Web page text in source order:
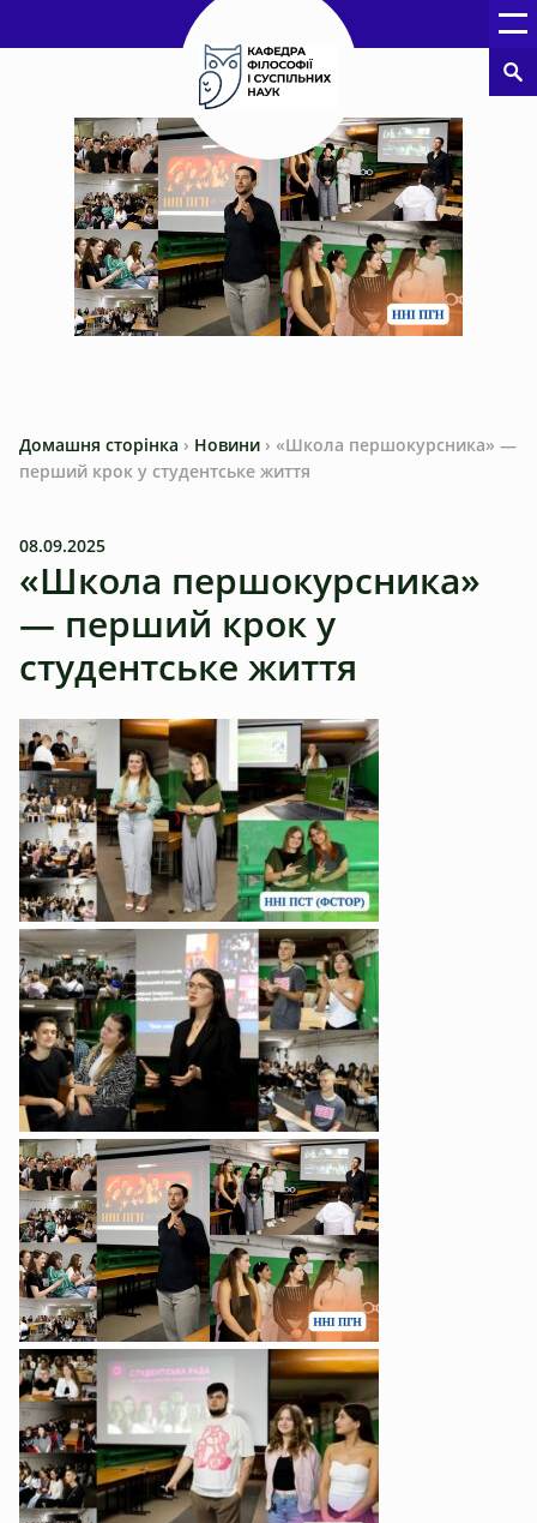
Домашня сторінка › Новини › «Школа першокурсника» —
перший крок у студентське життя
08.09.2025
«Школа першокурсника»
— перший крок у
студентське життя